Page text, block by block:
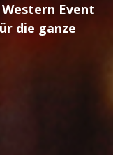
Event
die ganze